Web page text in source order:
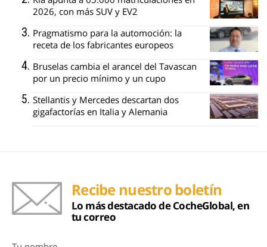
2026, con más SUV y EV2
Pragmatismo para la automoción: la
receta de los fabricantes europeos
Bruselas cambia el arancel del Tavascan
por un precio mínimo y un cupo
Stellantis y Mercedes descartan dos
gigafactorías en Italia y Alemania
Recibe nuestro boletín
Lo más destacado de CocheGlobal, en
tu correo